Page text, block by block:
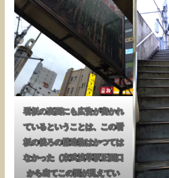
看板の裏面にも広告が書かれ
ているということは、この看
板の後ろの構造物はかつては
なかった（東武浅草駅正面口
から出てこの面が見えてい